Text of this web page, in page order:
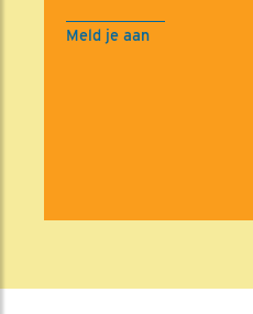
Meld je aan